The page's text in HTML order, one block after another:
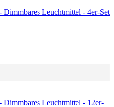
Leuchtmittel - 4er-Set
Leuchtmittel - 12er-